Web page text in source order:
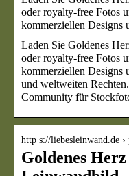
oder royalty-free Fotos
kommerziellen Designs
Laden Sie Goldenes
oder royalty-free Fotos
kommerziellen Designs
und weltweiten
Community für
http s://liebesleinwand.de ›
Goldenes